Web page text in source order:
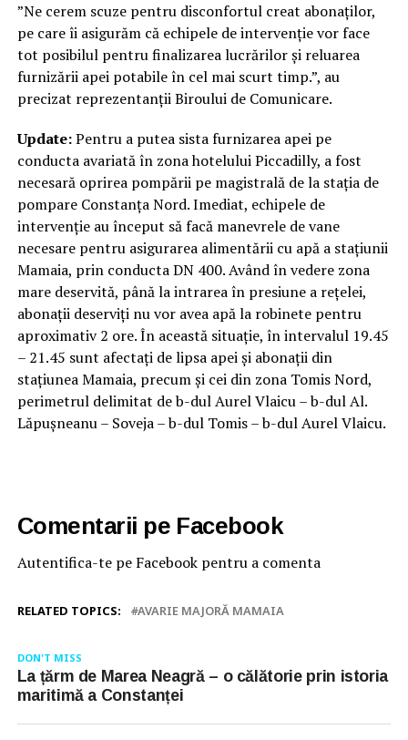
”Ne cerem scuze pentru disconfortul creat abonaților,
pe care îi asigurăm că echipele de intervenție vor face
tot posibilul pentru finalizarea lucrărilor și reluarea
furnizării apei potabile în cel mai scurt timp.”, au
precizat reprezentanții Biroului de Comunicare.
Update:Pentru a putea sista furnizarea apei pe
conducta avariată în zona hotelului Piccadilly, a fost
necesară oprirea pompării pe magistrală de la stația de
pompare Constanța Nord. Imediat, echipele de
intervenție au început să facă manevrele de vane
necesare pentru asigurarea alimentării cu apă a stațiunii
Mamaia, prin conducta DN 400. Având în vedere zona
mare deservită, până la intrarea în presiune a rețelei,
abonații deserviți nu vor avea apă la robinete pentru
aproximativ 2 ore. În această situație, în intervalul 19.45
– 21.45 sunt afectați de lipsa apei și abonații din
stațiunea Mamaia, precum și cei din zona Tomis Nord,
perimetrul delimitat de b-dul Aurel Vlaicu – b-dul Al.
Lăpușneanu – Soveja – b-dul Tomis – b-dul Aurel Vlaicu.
Comentarii pe Facebook
Autentifica-te pe Facebook pentru a comenta
RELATED TOPICS: AVARIE MAJORĂ MAMAIA
DON'T MISS
La țărm de Marea Neagră – o călătorie prin istoria
maritimă a Constanței